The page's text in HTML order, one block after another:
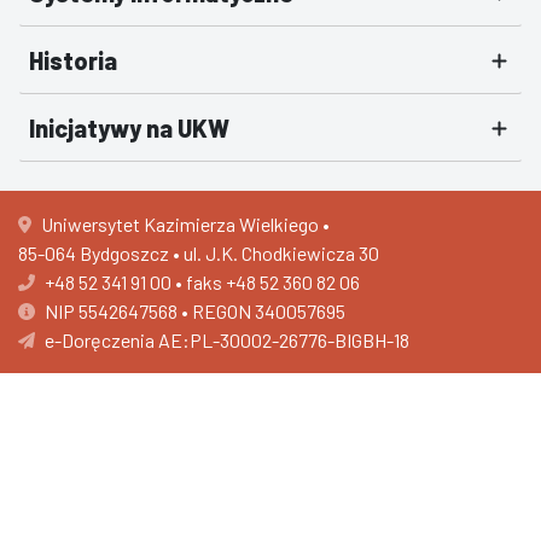
Historia
Inicjatywy na UKW
Uniwersytet Kazimierza Wielkiego •
85-064 Bydgoszcz • ul. J.K. Chodkiewicza 30
+48 52 341 91 00 • faks +48 52 360 82 06
NIP 5542647568 • REGON 340057695
e-Doręczenia AE:PL-30002-26776-BIGBH-18